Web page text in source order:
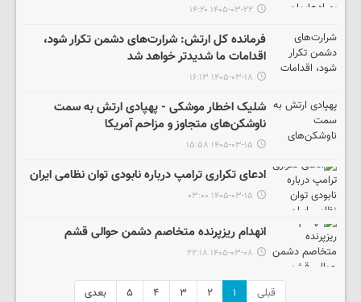
۱۴۰۵-۰۳-۲۲ ۱۴:۲۰
فرمانده کل ارتش: شرارت‌های دشمن تکرار شود،
اقدامات ما شدیدتر خواهد شد
۱۴۰۵-۰۳-۱۸ ۱۶:۱۳
شلیک اخطار موشکی - پهپادی ارتش به سمت
ناوشکن‌های متجاوز و مزاحم آمریکا
۱۴۰۵-۰۳-۱۵ ۱۵:۵۸
ادعای تکراری ترامپ درباره نابودی توان نظامی ایران
۱۴۰۵-۰۳-۱۵ ۰۳:۰۰
انهدام ریزپرنده متخاصم دشمن حوالی قشم
۱۴۰۵-۰۳-۰۸ ۲۲:۱۸
قبلی ۱ ۲ ۳ ۴ ۵ بعدی